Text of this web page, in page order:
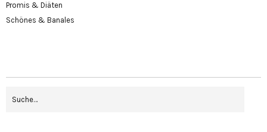
Promis & Diäten
Schönes & Banales